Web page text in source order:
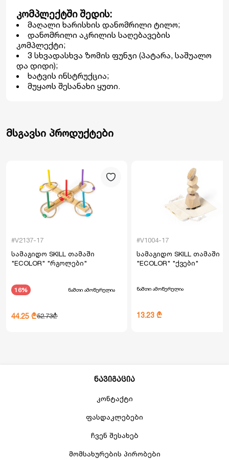
კომპლექტში შედის:
მაღალი ხარისხის დანომრილი ტილო;
დანომრილი აკრილის საღებავების
კომპლექტი;
3 სხვადასხვა ზომის ფუნჯი (პატარა, საშუალო
და დიდი);
ხატვის ინსტრუქცია;
მუყაოს შესანახი ყუთი.
მსგავსი პროდუქტები
#V2137-17
სამაგიდო SKILL თამაში
"ECOLOR" "რგოლები"
16% ნაშთი ამოწურულია
44.25 ₾52.73₾
#V1004-17
სამაგიდო SKILL თამაში
"ECOLOR" "ქვები"
ნაშთი ამოწურულია
13.23 ₾
ნავიგაცია
კონტაქტი
ფასდაკლებები
ჩვენ შესახებ
მომსახურების პირობები